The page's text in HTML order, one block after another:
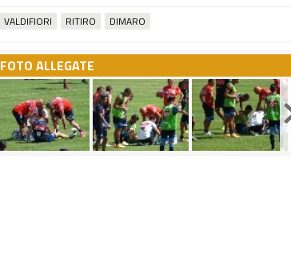
VALDIFIORI RITIRO DIMARO
FOTO ALLEGATE